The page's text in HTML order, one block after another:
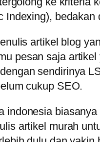
Indexing),
artikel blog
pesan saja
sendirinya
cukup SEO.
indonesia
artikel murah